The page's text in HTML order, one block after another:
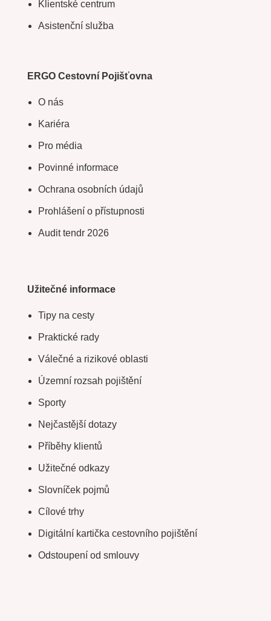
Klientské centrum
Asistenční služba
ERGO Cestovní Pojišťovna
O nás
Kariéra
Pro média
Povinné informace
Ochrana osobních údajů
Prohlášení o přístupnosti
Audit tendr 2026
Užitečné informace
Tipy na cesty
Praktické rady
Válečné a rizikové oblasti
Územní rozsah pojištění
Sporty
Nejčastější dotazy
Příběhy klientů
Užitečné odkazy
Slovníček pojmů
Cílové trhy
Digitální kartička cestovního pojištění
Odstoupení od smlouvy